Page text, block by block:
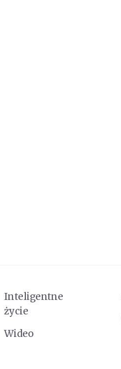
Inteligentne
życie
Wideo